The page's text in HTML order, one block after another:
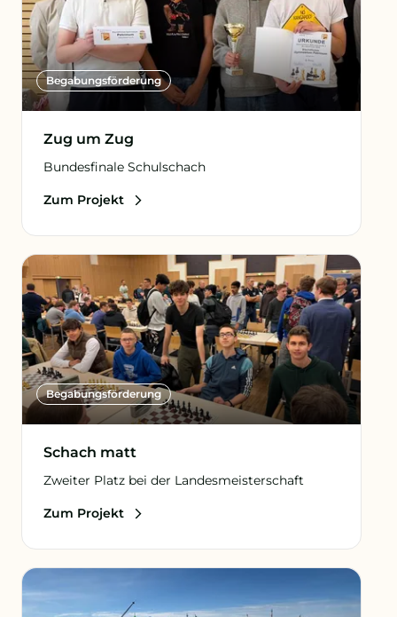
Begabungs­förderung
Zug um Zug
Bundesfinale Schulschach
Zum Projekt
Begabungs­förderung
Schach matt
Zweiter Platz bei der Landesmeisterschaft
Zum Projekt